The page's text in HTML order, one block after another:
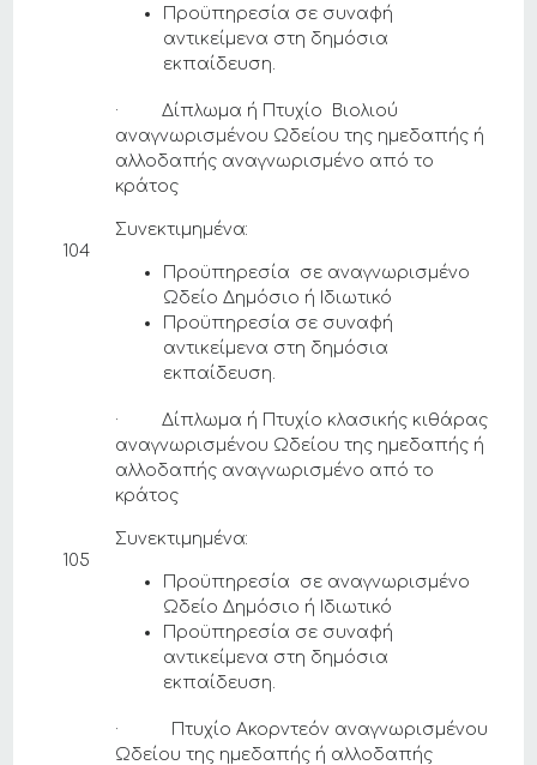
Προϋπηρεσία σε συναφή
αντικείμενα στη δημόσια
εκπαίδευση.
104
· Δίπλωμα ή Πτυχίο Βιολιού
αναγνωρισμένου Ωδείου της ημεδαπής ή
αλλοδαπής αναγνωρισμένο από το
κράτος
Συνεκτιμημένα:
Προϋπηρεσία σε αναγνωρισμένο
Ωδείο Δημόσιο ή Ιδιωτικό
Προϋπηρεσία σε συναφή
αντικείμενα στη δημόσια
εκπαίδευση.
105
· Δίπλωμα ή Πτυχίο κλασικής κιθάρας
αναγνωρισμένου Ωδείου της ημεδαπής ή
αλλοδαπής αναγνωρισμένο από το
κράτος
Συνεκτιμημένα:
Προϋπηρεσία σε αναγνωρισμένο
Ωδείο Δημόσιο ή Ιδιωτικό
Προϋπηρεσία σε συναφή
αντικείμενα στη δημόσια
εκπαίδευση.
· Πτυχίο Ακορντεόν αναγνωρισμένου
Ωδείου της ημεδαπής ή αλλοδαπής